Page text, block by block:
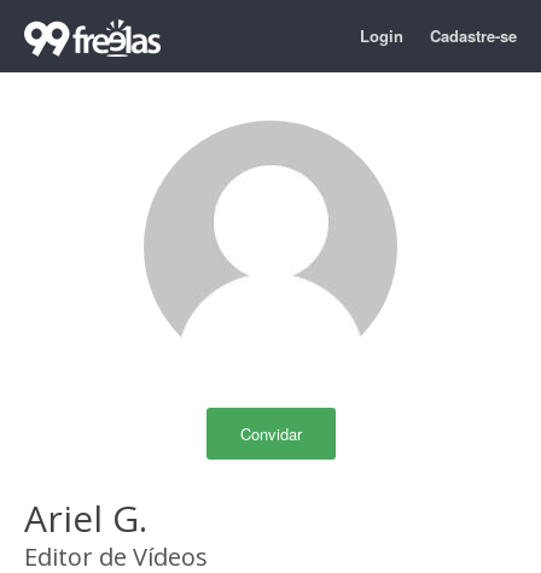
Login Cadastre-se
Convidar
Ariel G.
Editor de Vídeos